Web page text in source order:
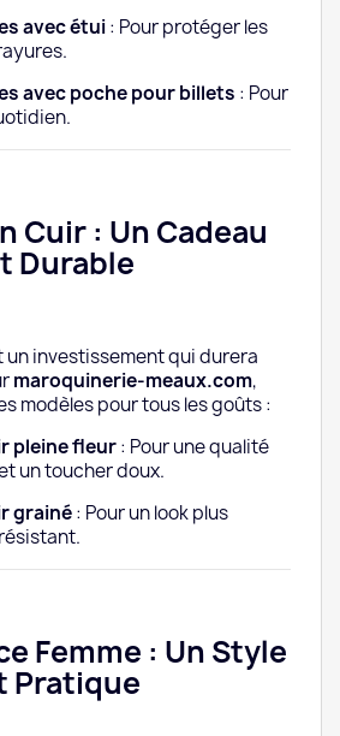
avec étui: Pour protéger les
avec poche pour billets : Pour
Cuir : Un Cadeau
Durable
un investissement qui durera
maroquinerie-meaux.com,
modèles pour tous les goûts :
pleine fleur: Pour une qualité
un toucher doux.
grainé: Pour un look plus
Femme : Un Style
Pratique